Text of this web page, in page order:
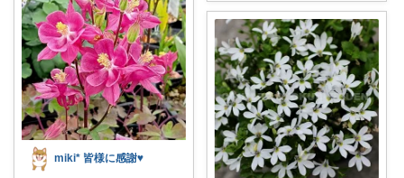
miki* 皆様に感謝♥️